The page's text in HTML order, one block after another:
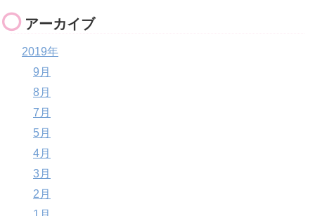
アーカイブ
2019年
9月
8月
7月
5月
4月
3月
2月